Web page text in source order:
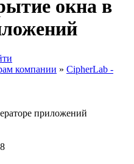
окна в
компании » CipherLab -
приложений